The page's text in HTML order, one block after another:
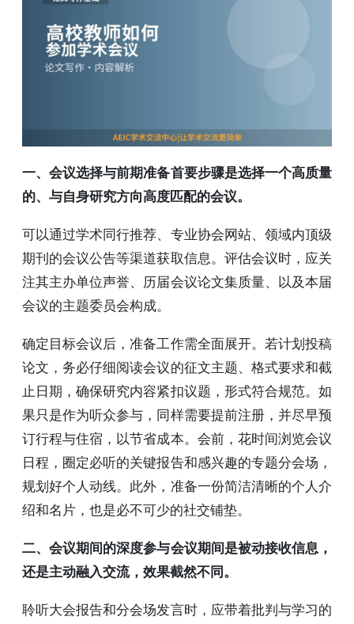
一、会议选择与前期准备首要步骤是选择一个高质量
的、与自身研究方向高度匹配的会议。
可以通过学术同行推荐、专业协会网站、领域内顶级
期刊的会议公告等渠道获取信息。评估会议时，应关
注其主办单位声誉、历届会议论文集质量、以及本届
会议的主题委员会构成。
确定目标会议后，准备工作需全面展开。若计划投稿
论文，务必仔细阅读会议的征文主题、格式要求和截
止日期，确保研究内容紧扣议题，形式符合规范。如
果只是作为听众参与，同样需要提前注册，并尽早预
订行程与住宿，以节省成本。会前，花时间浏览会议
日程，圈定必听的关键报告和感兴趣的专题分会场，
规划好个人动线。此外，准备一份简洁清晰的个人介
绍和名片，也是必不可少的社交铺垫。
二、会议期间的深度参与会议期间是被动接收信息，
还是主动融入交流，效果截然不同。
聆听大会报告和分会场发言时，应带着批判与学习的